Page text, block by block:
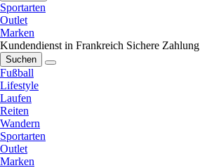
Sportarten
Outlet
Marken
Kundendienst in Frankreich Sichere Zahlung
Suchen
Fußball
Lifestyle
Laufen
Reiten
Wandern
Sportarten
Outlet
Marken